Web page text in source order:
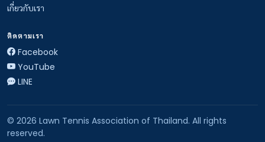
เกี่ยวกับเรา
ติดตามเรา
Facebook
YouTube
LINE
© 2026 Lawn Tennis Association of Thailand. All rights
reserved.